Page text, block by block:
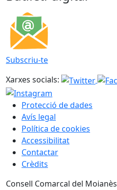
Subscriu-te
Xarxes socials:
Protecció de dades
Avís legal
Política de cookies
Accessibilitat
Contactar
Crèdits
Consell Comarcal del Moianès